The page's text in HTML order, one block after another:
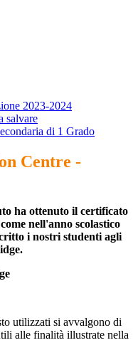
2023-2024
salvare
di 1 Grado
Centre -
ha ottenuto il certificato
nell'anno scolastico
i nostri studenti agli
utilizzati si avvalgono di
alle finalità illustrate nella